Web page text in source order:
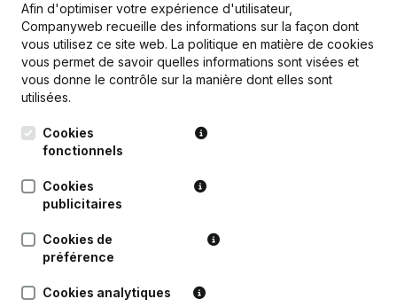
Vous recherchez plus
d’informations sur cette entreprise
?
Consulter la santé en un coup d'oeil
Choisissez des informations rapides ou des détails
granulaires
importants
Essayer gratuitement Découvrir plus
Essai gratuit de 7 jours, aucune carte de crédit requise.
Afin d'optimiser votre expérience d'utilisateur,
Companyweb recueille des informations sur la façon dont
vous utilisez ce site web. La politique en matière de cookies
vous permet de savoir quelles informations sont visées et
vous donne le contrôle sur la manière dont elles sont
utilisées.
Cookies
fonctionnels
Cookies
publicitaires
Cookies de
préférence
Cookies analytiques